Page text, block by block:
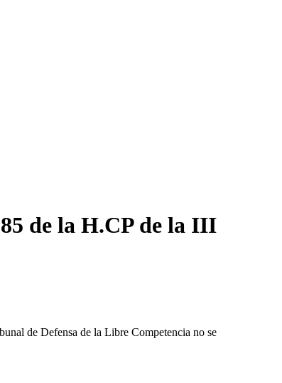
de la H.CP de la III
de Defensa de la Libre Competencia no se